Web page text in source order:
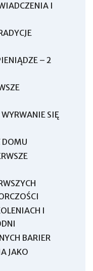
I
– 2
SIĘ
DOMU
I
BARIER
JAKO